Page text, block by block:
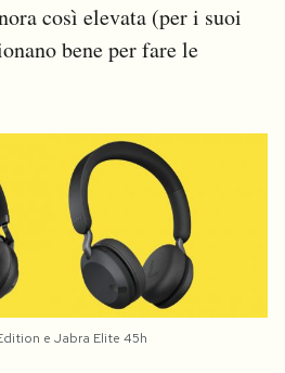
così elevata (per i suoi
bene per fare le
e Jabra Elite 45h